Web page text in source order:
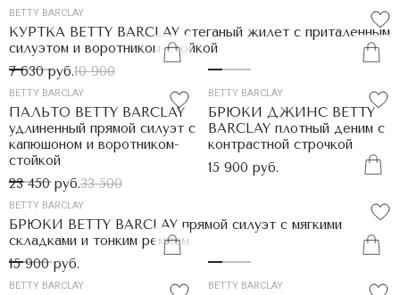
BETTY BARCLAY
КУРТКА BETTY BARCLAY стеганый жилет с приталенным
силуэтом и воротником-стойкой
7 630 руб.10 900
BETTY BARCLAY
ПАЛЬТО BETTY BARCLAY
удлиненный прямой силуэт с
капюшоном и воротником-
стойкой
23 450 руб.33 500
BETTY BARCLAY
БРЮКИ ДЖИНС BETTY
BARCLAY плотный деним с
контрастной строчкой
15 900 руб.
BETTY BARCLAY
БРЮКИ BETTY BARCLAY прямой силуэт с мягкими
складками и тонким ремнем
15 900 руб.
BETTY BARCLAY BETTY BARCLAY